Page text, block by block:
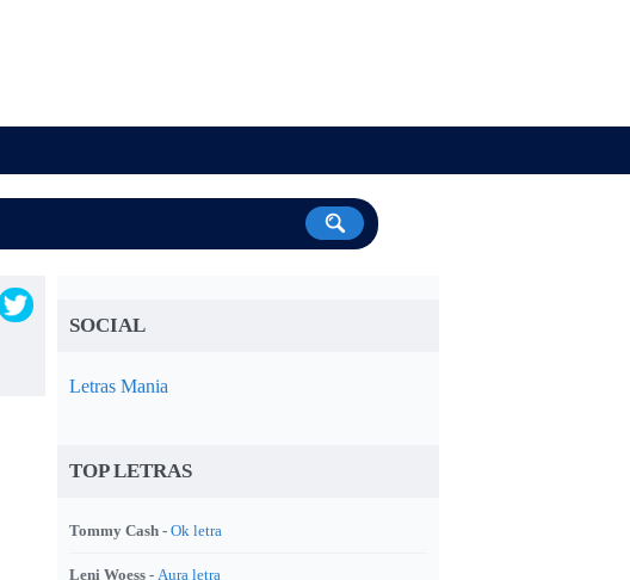
SOCIAL
Letras Mania
TOP LETRAS
Tommy Cash - Ok letra
Leni Woess - Aura letra